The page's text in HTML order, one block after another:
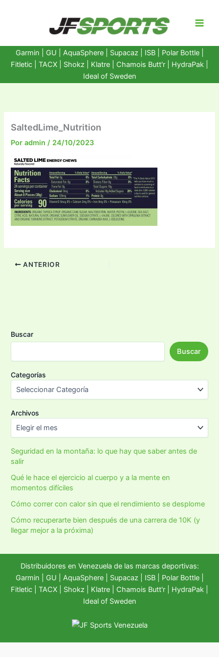
Garmin GU AquaSphere| Supacaz | ISB | Polar Bottle|
Fitletic
TACX Shokz Klatre Chamois Butt'r HydraPak
Ideal of Sweden
SaltedLime_Nutrition
Poradmin/ 24/10/2023
ANTERIOR
Buscar
Buscar
Categorías
Archivos
Seguridad en la montaña: lo que hay que saber antes de
salir
Qué le hace el ejercicio al cuerpo y a la mente en
momentos difíciles
Cómo correr con calor sin que el rendimiento se desplome
Cómo recuperarte bien después de una carrera de 10K (y
llegar mejor a la próxima)
Distribuidores en Venezuela de las marcas deportivas:
Garmin
GU AquaSphere| Supacaz | ISB | Polar Bottle|
Fitletic
TACX Shokz Klatre Chamois Butt'r HydraPak
Ideal of Sweden